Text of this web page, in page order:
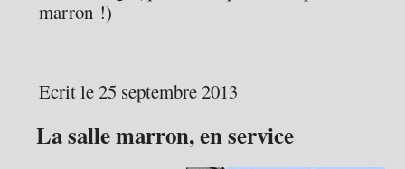
marron !)
Ecrit le 25 septembre 2013
La salle marron, en service